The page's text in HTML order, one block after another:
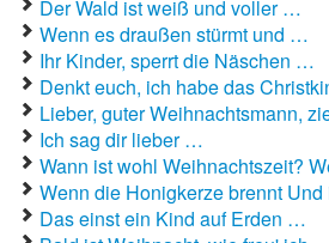
Der Wald ist weiß und voller …
Wenn es draußen stürmt und …
Ihr Kinder, sperrt die Näschen …
Denkt euch, ich habe das
Lieber, guter Weihnachtsmann,
Ich sag dir lieber …
Wann ist wohl Weihnachtszeit?
Wenn die Honigkerze brennt
Das einst ein Kind auf Erden …